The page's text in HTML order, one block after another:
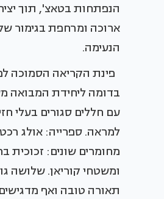
הנפתחות בטאצ', תוך
ארוכה ומרחפת בגימור
הנעימה.
פינת הקריאה הסמוכה
בדומה ליחידת המבואה
עם חללים סגורים בעלי
למראה. ספרייה: אולג
מחומרים שונים: זכוכית
ומשטחי קוריאן. שלושה
תאורה טובה ואף